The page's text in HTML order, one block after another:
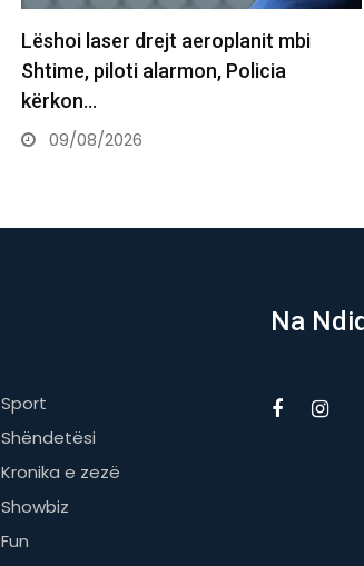
Voziti 227 km/h aty ku lejohej 80,
shoferi në Zvicër…
09/08/2026
Sport
Shëndetësi
Kronika e zezë
Showbiz
Fun
Na